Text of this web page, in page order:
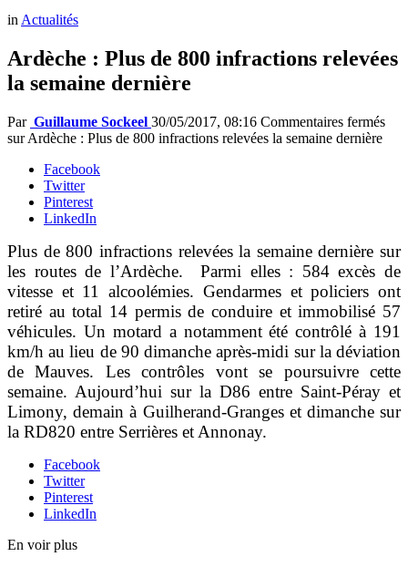
inActualités
Ardèche : Plus de 800 infractions relevées
la semaine dernière
Par Guillaume Sockeel 30/05/2017, 08:16 Commentaires fermés
sur Ardèche : Plus de 800 infractions relevées la semaine dernière
Facebook
Twitter
Pinterest
LinkedIn
Plus de 800 infractions relevées la semaine dernière sur
les routes de l’Ardèche. Parmi elles : 584 excès de
vitesse et 11 alcoolémies. Gendarmes et policiers ont
retiré au total 14 permis de conduire et immobilisé 57
véhicules. Un motard a notamment été contrôlé à 191
km/h au lieu de 90 dimanche après-midi sur la déviation
de Mauves. Les contrôles vont se poursuivre cette
semaine. Aujourd’hui sur la D86 entre Saint-Péray et
Limony, demain à Guilherand-Granges et dimanche sur
la RD820 entre Serrières et Annonay.
Facebook
Twitter
Pinterest
LinkedIn
En voir plus